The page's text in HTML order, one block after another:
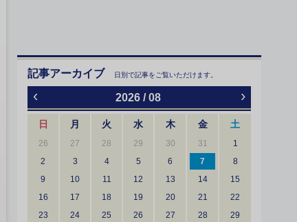
記事アーカイブ 日別で記事をご覧いただけます。
‹ 2026 / 08 ›
日 月 火 水 木 金 土
26 27 28 29 30 31
1
2
3 4 5 6 7
8
9
10 11 12 13 14
15
16
17 18 19 20 21
22
23
24 25 26 27 28
29